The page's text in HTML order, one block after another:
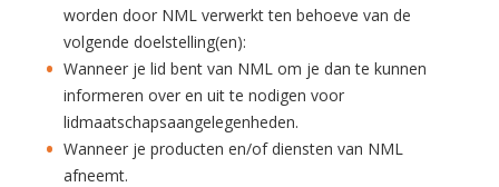
worden door NML verwerkt ten behoeve van de
volgende doelstelling(en):
Wanneer je lid bent van NML om je dan te kunnen
informeren over en uit te nodigen voor
lidmaatschapsaangelegenheden.
Wanneer je producten en/of diensten van NML
afneemt.